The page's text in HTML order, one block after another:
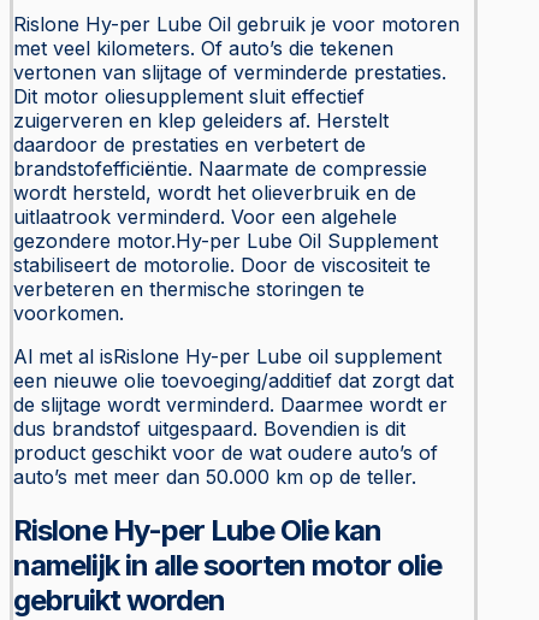
Rislone Hy-per Lube Oil gebruik je voor motoren
met veel kilometers. Of auto’s die tekenen
vertonen van slijtage of verminderde prestaties.
Dit motor oliesupplement sluit effectief
zuigerveren en klep geleiders af. Herstelt
daardoor de prestaties en verbetert de
brandstofefficiëntie. Naarmate de compressie
wordt hersteld, wordt het olieverbruik en de
uitlaatrook verminderd. Voor een algehele
gezondere motor.Hy-per Lube Oil Supplement
stabiliseert de motorolie. Door de viscositeit te
verbeteren en thermische storingen te
voorkomen.
Al met al isRislone Hy-per Lube oil supplement
een nieuwe olie toevoeging/additief dat zorgt dat
de slijtage wordt verminderd. Daarmee wordt er
dus brandstof uitgespaard. Bovendien is dit
product geschikt voor de wat oudere auto’s of
auto’s met meer dan 50.000 km op de teller.
Rislone Hy-per Lube Olie kan
namelijk in alle soorten motor olie
gebruikt worden